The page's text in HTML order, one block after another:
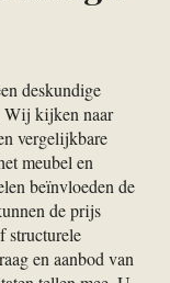
deskundige
Wij kijken naar
vergelijkbare
meubel en
beïnvloeden de
de prijs
structurele
en aanbod van